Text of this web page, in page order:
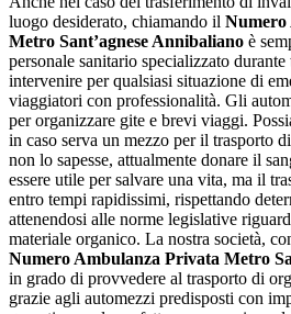
luogo desiderato, chiamando il Numero
Metro Sant’agnese Annibaliano è
personale sanitario specializzato
intervenire per qualsiasi situazione di
viaggiatori con professionalità. Gli
per organizzare gite e brevi viaggi.
in caso serva un mezzo per il trasporto
non lo sapesse, attualmente donare il
essere utile per salvare una vita, ma il
entro tempi rapidissimi, rispettando
attenendosi alle norme legislative
materiale organico. La nostra società,
Numero Ambulanza Privata Metro
in grado di provvedere al trasporto di
grazie agli automezzi predisposti con